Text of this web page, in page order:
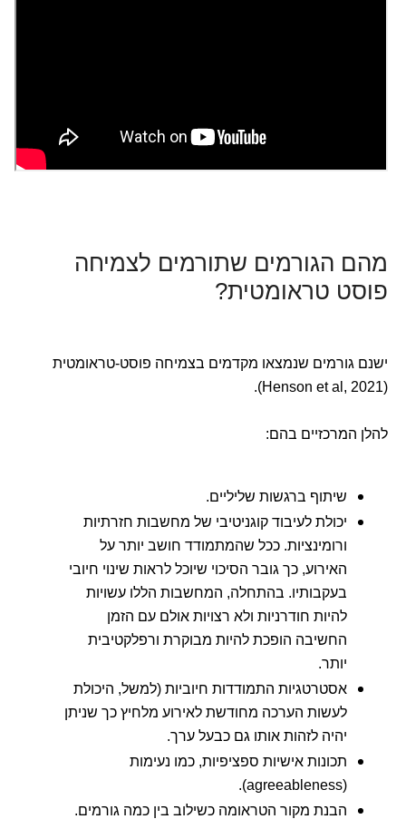
מהם הגורמים שתורמים לצמיחה
פוסט טראומטית?
ישנם גורמים שנמצאו מקדמים בצמיחה פוסט-טראומטית
(Henson et al, 2021).
להלן המרכזיים בהם:
שיתוף ברגשות שליליים.
יכולת לעיבוד קוגניטיבי של מחשבות חזרתיות
ורומינציות. ככל שהמתמודד חושב יותר על
האירוע, כך גובר הסיכוי שיוכל לראות שינוי חיובי
בעקבותיו. בהתחלה, המחשבות הללו עשויות
להיות חודרניות ולא רצויות אולם עם הזמן
החשיבה הופכת להיות מבוקרת ורפלקטיבית
יותר.
אסטרטגיות התמודדות חיוביות (למשל, היכולת
לעשות הערכה מחודשת לאירוע מלחיץ כך שניתן
יהיה לזהות אותו גם כבעל ערך.
תכונות אישיות ספציפיות, כמו נעימות
(agreeableness).
הבנת מקור הטראומה כשילוב בין כמה גורמים.